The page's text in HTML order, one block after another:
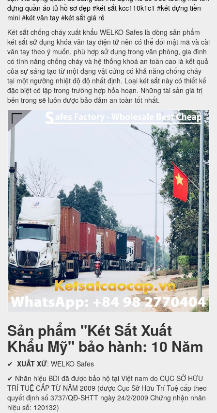
đựng quần áo tủ hồ sơ đẹp #két sắt kcc110k1c1 #két đựng tiền
mini #két vân tay #két sắt giá rẻ
Két sắt chống cháy xuất khẩu WELKO Safes là dòng sản phẩm
két sắt sử dụng khóa vân tay điện tử nên có thể đổi mật mã và cài
vân tay theo ý muốn, phù hợp sử dụng trong văn phòng, gia đình
có tính năng chống cháy và hệ thống khoá an toàn cao là kết quả
của sự sáng tạo từ một dạng vật cứng có khả năng chống cháy
tại một ngưỡng nhiệt độ độ nhất định. Loại két sắt này có thiết kế
đặc biệt cô lập trong trường hợp hỏa hoạn. Những tài sản giá trị
bên trong sẽ luôn được bảo đảm an toàn tốt nhất.
Sản phẩm "Két Sắt Xuất
Khẩu Mỹ" bảo hành: 10 Năm
✔ XUẤT XỨ: WELKO Safes
✔ Nhãn hiệu BDI đã được bảo hộ tại Việt nam do CỤC SỞ HỮU
TRÍ TUỆ CẤP TỪ NĂM 2009 (được Cục Sở Hữu Trí Tuệ cấp theo
quyết định số 3737/QĐ-SHTT ngày 24/2/2009 Chứng nhận nhãn
hiệu số: 120132)